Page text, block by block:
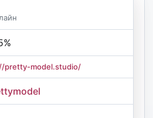
pretty-model.studio/